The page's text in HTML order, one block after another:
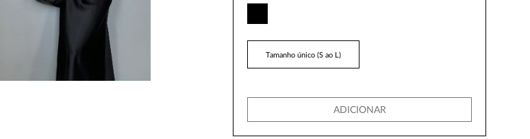
Tamanho único (S ao L)
ADICIONAR